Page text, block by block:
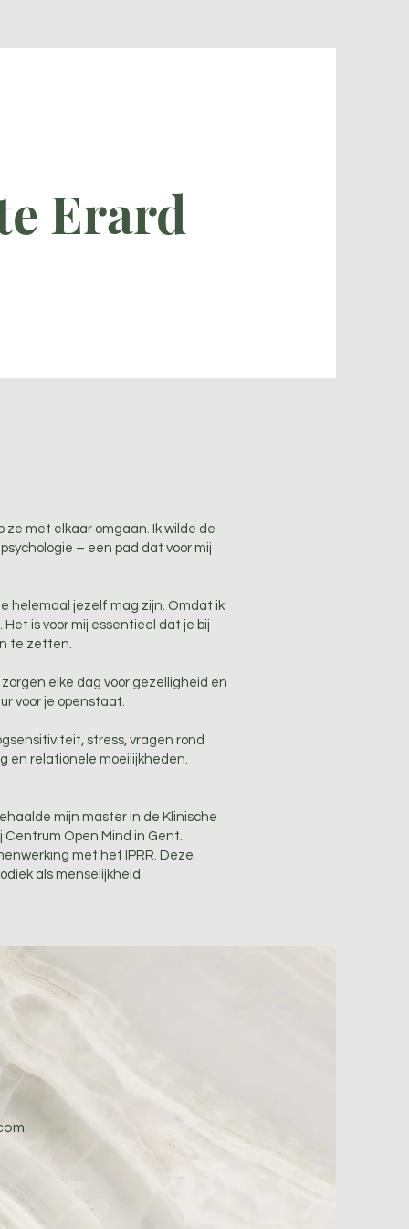
Erard
met elkaar omgaan. Ik wilde de
– een pad dat voor mij
helemaal jezelf mag zijn. Omdat ik
is voor mij essentieel dat je bij
te zetten.
elke dag voor gezelligheid en
voor je openstaat.
stress, vragen rond
en relationele moeilijkheden.
mijn master in de Klinische
Open Mind in Gent.
met het IPRR. Deze
als menselijkheid.